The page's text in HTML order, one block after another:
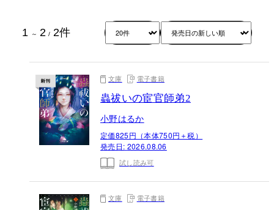
1 ～ 2 / 2件
文庫 電子書籍
蟲祓いの宦官師弟2
小野はるか
定価825円（本体750円＋税）
発売日: 2026.08.06
試し読み可
文庫 電子書籍